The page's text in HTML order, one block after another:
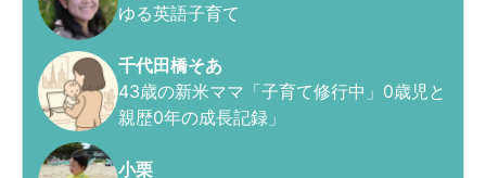
ゆる英語子育て
千代田橋そあ
43歳の新米ママ「子育て修行中」0歳児と
親歴0年の成長記録」
小栗